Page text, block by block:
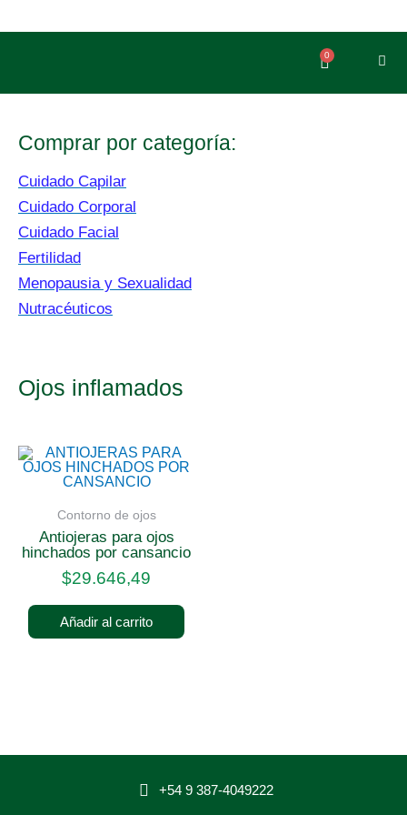
contenido
0
Carrito
Comprar por categoría:
Cuidado Capilar
Cuidado Corporal
Cuidado Facial
Fertilidad
Menopausia y Sexualidad
Nutracéuticos
Ojos inflamados
Contorno de ojos
antiojeras para ojos
hinchados por cansancio
$29.646,49
Añadir al carrito
+54 9 387-4049222